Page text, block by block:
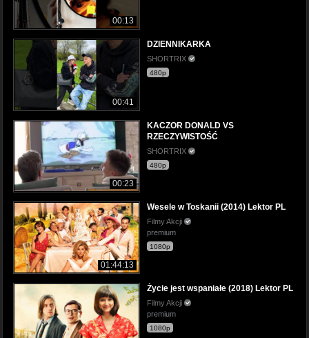
00:13
00:41
DZIENNIKARKA
SHORTRIX
480p
00:23
KACZOR DONALD VS
RZECZYWISTOŚĆ
SHORTRIX
480p
01:44:13
Wesele w Toskanii (2014) Lektor PL
Filmy Akcji
premium
1080p
Życie jest wspaniałe (2018) Lektor PL
Filmy Akcji
premium
1080p